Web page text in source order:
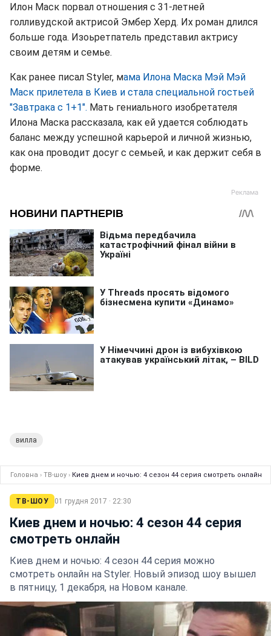
Илон Маск порвал отношения с 31-летней
голливудской актрисой Эмбер Херд. Их роман длился
больше года. Изоьретпатель представил актрису
своим детям и семье.
Как ранее писал Styler, мама Илона Маска Мэй Мэй
Маск прилетела в Киев и стала специальной гостьей
"Завтрака с 1+1". Мать гениального изобретателя
Илона Маска рассказала, как ей удается соблюдать
баланс между успешной карьерой и личной жизнью,
как она проводит досуг с семьей, и как держит себя в
форме.
вилла
Головна › ТВ-шоу › Киев днем и ночью: 4 сезон 44 серия смотреть онлайн
ТВ-ШОУ 01 грудня 2017 · 22:30
Киев днем и ночью: 4 сезон 44 серия
смотреть онлайн
Киев днем и ночью: 4 сезон 44 серия можно
смотреть онлайн на Styler. Новый эпизод шоу вышел
в пятницу, 1 декабря, на Новом канале.